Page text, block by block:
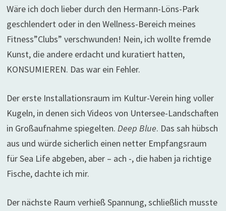
Wäre ich doch lieber durch den Hermann-Löns-Park
geschlendert oder in den Wellness-Bereich meines
Fitness”Clubs” verschwunden! Nein, ich wollte fremde
Kunst, die andere erdacht und kuratiert hatten,
KONSUMIEREN. Das war ein Fehler.
Der erste Installationsraum im Kultur-Verein hing voller
Kugeln, in denen sich Videos von Untersee-Landschaften
in Großaufnahme spiegelten. Deep Blue. Das sah hübsch
aus und würde sicherlich einen netter Empfangsraum
für Sea Life abgeben, aber – ach -, die haben ja richtige
Fische, dachte ich mir.
Der nächste Raum verhieß Spannung, schließlich musste